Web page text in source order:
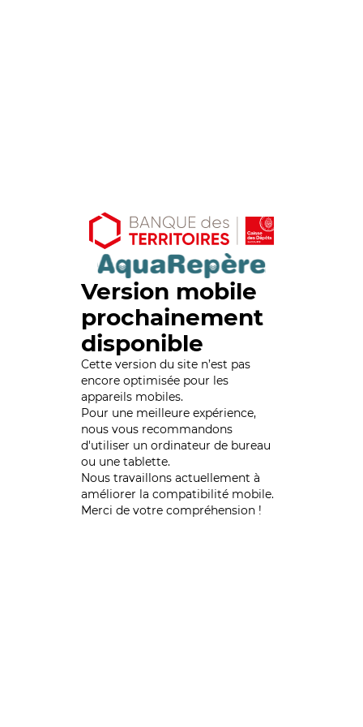
Version mobile
prochainement
disponible
Cette version du site n’est pas
encore optimisée pour les
appareils mobiles.
Pour une meilleure expérience,
nous vous recommandons
d'utiliser un ordinateur de bureau
ou une tablette.
Nous travaillons actuellement à
améliorer la compatibilité mobile.
Merci de votre compréhension !